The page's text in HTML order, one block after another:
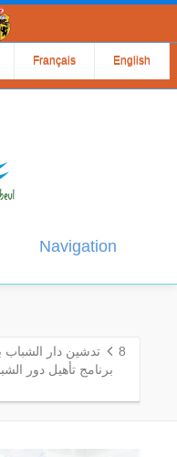
Français English
Navigation
8
تدشين دار الشباب
برنامج تأهيل دور